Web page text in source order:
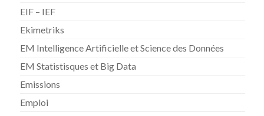
EIF – IEF
Ekimetriks
EM Intelligence Artificielle et Science des Données
EM Statistisques et Big Data
Emissions
Emploi